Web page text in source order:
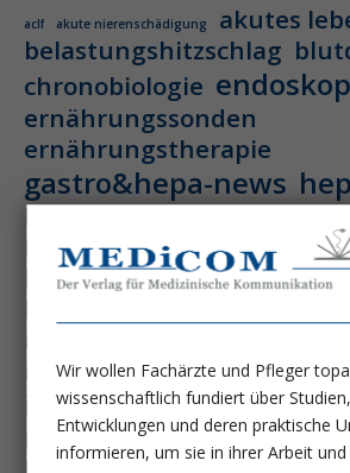
aclf akute nierenschädigung
akutes
belastungshitzschlag
chronobiologie
ernährungssonden
ernährungstherapie
gastro&hepa-news
hitzschlag homöostase
hämatologie
hämatologische neoplasie
hämodynamische
immundysfunktion
immunosep-studie
intensiv-news
intensivstation
Wir wollen Fachärzte und Pfleger
wissenschaftlich fundiert über
Entwicklungen und deren praktische
informieren, um sie in ihrer Arbeit